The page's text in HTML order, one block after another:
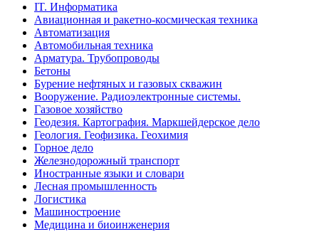
IT. Информатика
Авиационная и ракетно-космическая техника
Автоматизация
Автомобильная техника
Арматура. Трубопроводы
Бетоны
Бурение нефтяных и газовых скважин
Вооружение. Радиоэлектронные системы.
Газовое хозяйство
Геодезия. Картография. Маркшейдерское дело
Геология. Геофизика. Геохимия
Горное дело
Железнодорожный транспорт
Иностранные языки и словари
Лесная промышленность
Логистика
Машиностроение
Медицина и биоинженерия